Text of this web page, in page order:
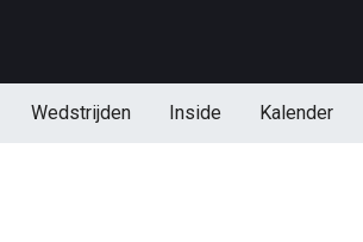
Wedstrijden Inside Kalender